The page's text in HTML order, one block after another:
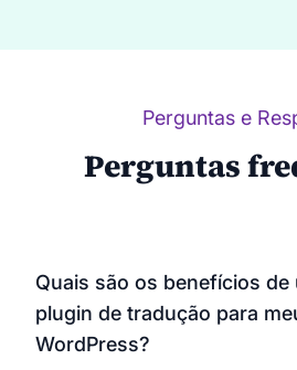
Perguntas e
Perguntas
Quais são os benefícios de
plugin de tradução para
WordPress?